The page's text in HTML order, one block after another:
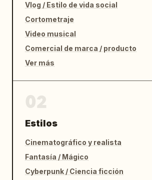
Vlog / Estilo de vida social
Cortometraje
Video musical
Comercial de marca / producto
Ver más
Estilos
Cinematográfico y realista
Fantasía / Mágico
Cyberpunk / Ciencia ficción